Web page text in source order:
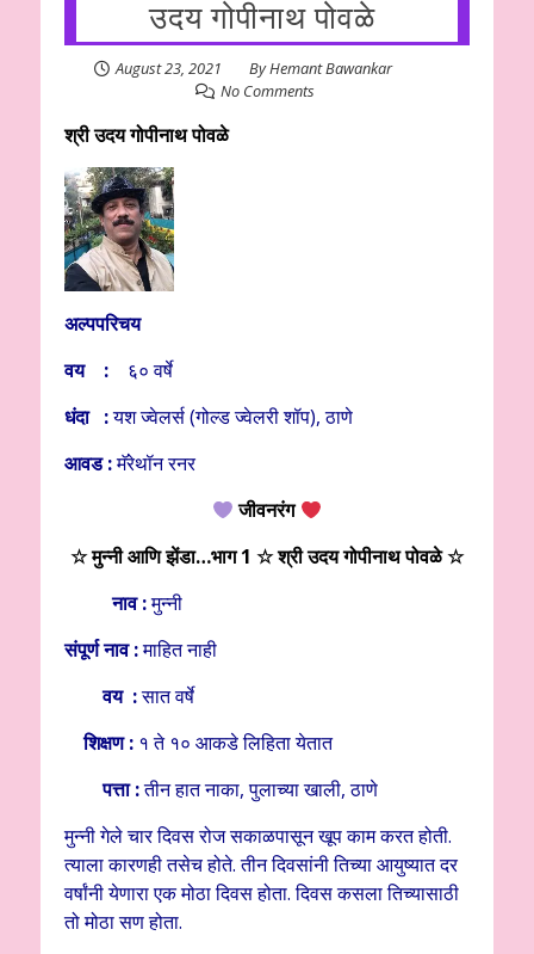
उदय गोपीनाथ पोवळे
August 23, 2021 ByHemant Bawankar
No Comments
श्री उदय गोपीनाथ पोवळे
अल्पपरिचय
वय :६० वर्षे
धंदा :यश ज्वेलर्स (गोल्ड ज्वेलरी शॉप), ठाणे
आवड :मॅरेथॉन रनर
जीवनरंग
☆ मुन्नी आणि झेंडा…भाग 1 ☆श्री उदय गोपीनाथ पोवळे☆
नाव :मुन्नी
संपूर्ण नाव :माहित नाही
वय :सात वर्षे
शिक्षण :१ ते १० आकडे लिहिता येतात
पत्ता :तीन हात नाका, पुलाच्या खाली, ठाणे
मुन्नी गेले चार दिवस रोज सकाळपासून खूप काम करत होती.
त्याला कारणही तसेच होते. तीन दिवसांनी तिच्या आयुष्यात दर
वर्षांनी येणारा एक मोठा दिवस होता. दिवस कसला तिच्यासाठी
तो मोठा सण होता.